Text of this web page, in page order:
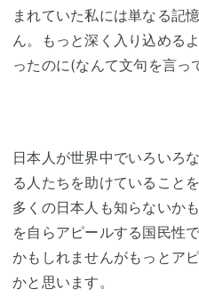
まれていた私には単なる記
ん。もっと深く入り込める
ったのに(なんて文句を言っ
日本人が世界中でいろいろ
る人たちを助けていること
多くの日本人も知らないか
を自らアピールする国民性
かもしれませんがもっとア
かと思います。